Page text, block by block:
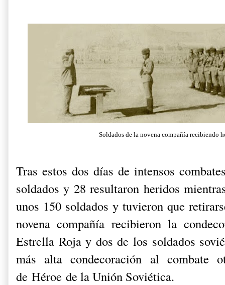
Soldados de la novena compañía recibiendo
Tras estos dos días de intensos
soldados y 28 resultaron heridos
unos 150 soldados y tuvieron que
novena compañía recibieron la
Estrella Roja y dos de los soldados
más alta condecoración al combate
de Héroe de la Unión Soviética.